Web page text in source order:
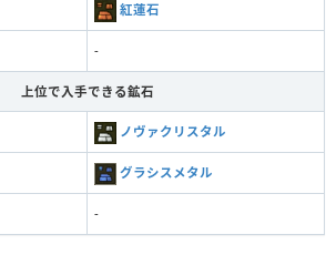
紅蓮石
-
上位で入手できる鉱石
ノヴァクリスタル
グラシスメタル
-